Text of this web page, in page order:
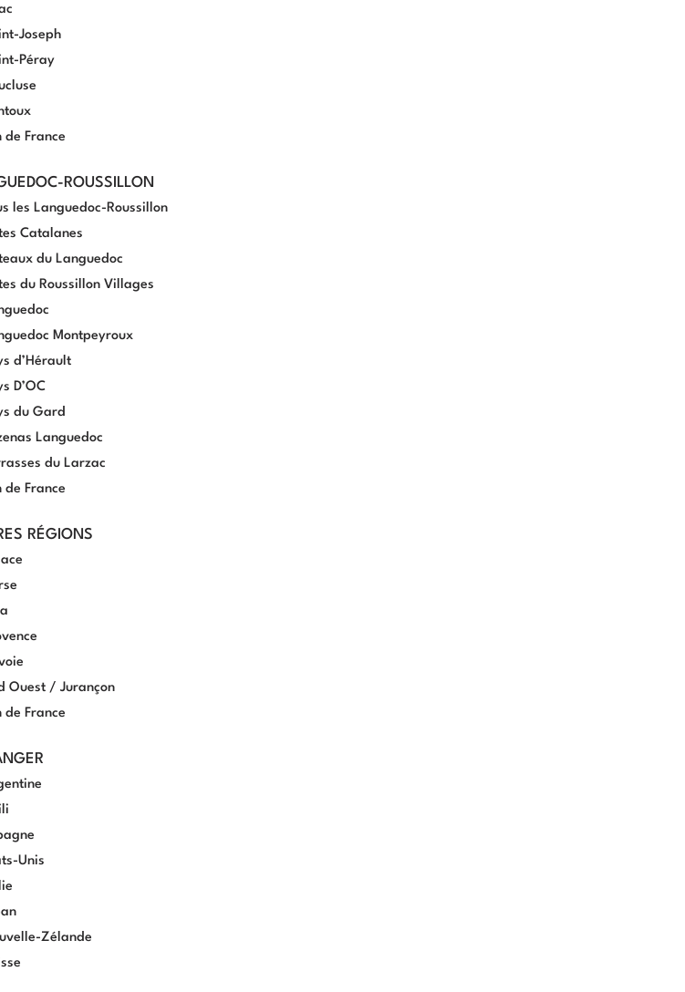
Joseph
Péray
de France
ROUSSILLON
les Languedoc-Roussillon
Catalanes
du Languedoc
du Roussillon Villages
Montpeyroux
d’Hérault
D’OC
du Gard
Languedoc
du Larzac
de France
RÉGIONS
Ouest / Jurançon
de France
Unis
Zélande